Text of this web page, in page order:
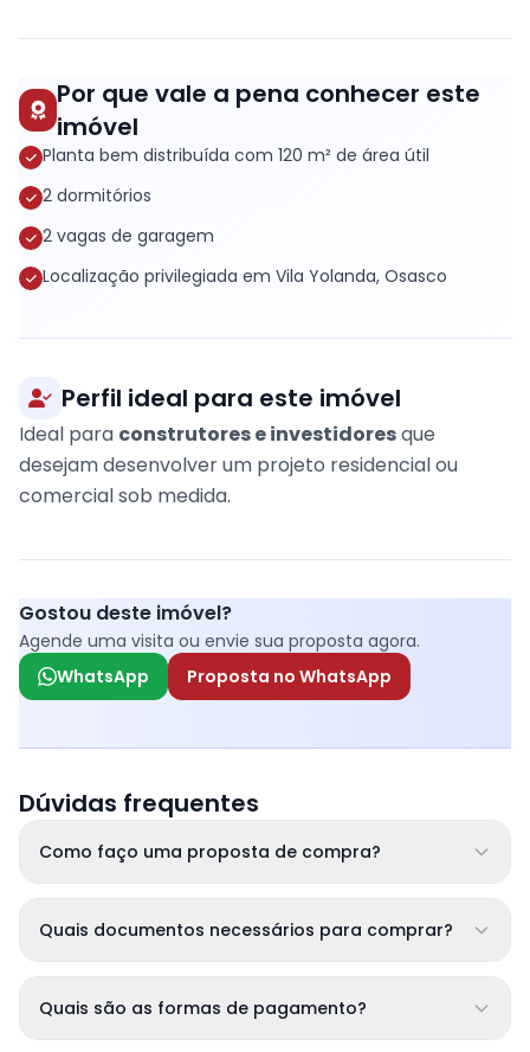
Por que vale a pena conhecer este
imóvel
Planta bem distribuída com 120 m² de área útil
2 dormitórios
2 vagas de garagem
Localização privilegiada em Vila Yolanda, Osasco
Perfil ideal para este imóvel
Ideal para construtores e investidoresque
desejam desenvolver um projeto residencial ou
comercial sob medida.
Gostou deste imóvel?
Agende uma visita ou envie sua proposta agora.
WhatsApp
Proposta no WhatsApp
Dúvidas frequentes
Como faço uma proposta de compra?
Quais documentos necessários para comprar?
Quais são as formas de pagamento?